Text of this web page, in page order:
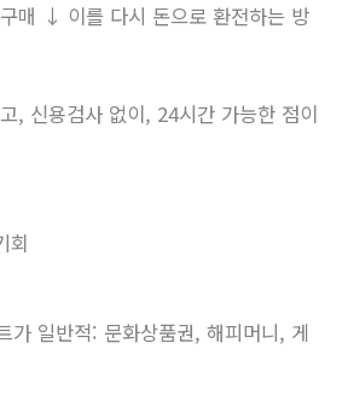
매 ↓ 이를 다시 돈으로 환전하는 방
, 신용검사 없이, 24시간 가능한 점이
회
가 일반적: 문화상품권, 해피머니, 게